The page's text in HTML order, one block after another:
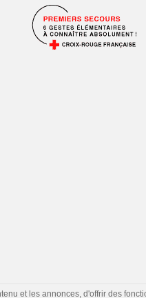
et les annonces, d'offrir des